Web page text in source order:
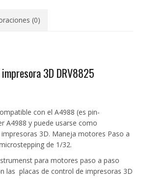
(0)
3D DRV8825
con el A4988 (es pin-
A4988 y puede usarse como
3D. Maneja motores Paso a
de 1/32.
para motores paso a paso
las placas de control de impresoras 3D